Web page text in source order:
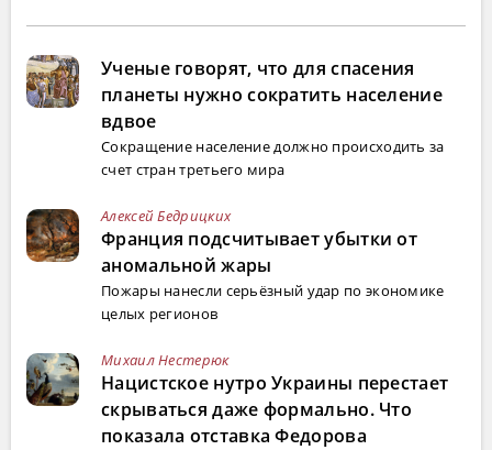
Ученые говорят, что для спасения
планеты нужно сократить население
вдвое
Сокращение население должно происходить за
счет стран третьего мира
Алексей Бедрицких
Франция подсчитывает убытки от
аномальной жары
Пожары нанесли серьёзный удар по экономике
целых регионов
Михаил Нестерюк
Нацистское нутро Украины перестает
скрываться даже формально. Что
показала отставка Федорова